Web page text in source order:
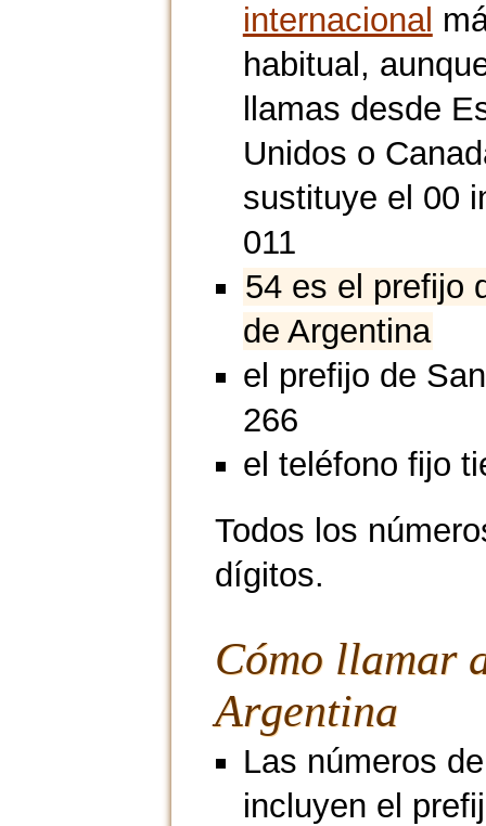
internacional
habitual,
llamas desde
Unidos o
sustituye el 00
011
54 es el prefijo
de Argentina
el prefijo de
266
el teléfono fijo
Todos los
dígitos.
Cómo llamar
Argentina
Las números
incluyen el